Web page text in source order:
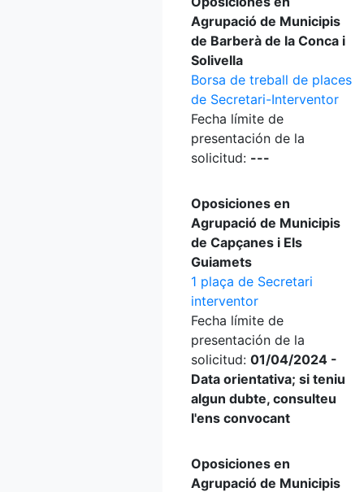
Agrupació de Municipis
de Barberà de la Conca i
Solivella
Borsa de treball de places
de Secretari-Interventor
Fecha límite de
presentación de la
solicitud: ---
Oposiciones en
Agrupació de Municipis
de Capçanes i Els
Guiamets
1 plaça de Secretari
interventor
Fecha límite de
presentación de la
solicitud: 01/04/2024 -
Data orientativa; si teniu
algun dubte, consulteu
l'ens convocant
Oposiciones en
Agrupació de Municipis